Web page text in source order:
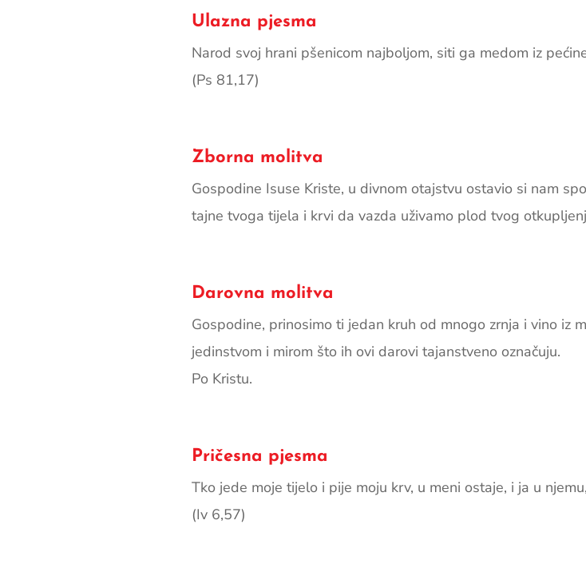
Ulazna pjesma
Narod svoj hrani pšenicom najboljom, siti ga medom iz
(Ps 81,17)
Zborna molitva
Gospodine Isuse Kriste, u divnom otajstvu ostavio si nam
tajne tvoga tijela i krvi da vazda uživamo plod tvog
Darovna molitva
Gospodine, prinosimo ti jedan kruh od mnogo zrnja i vino iz
jedinstvom i mirom što ih ovi darovi tajanstveno označuju.
Po Kristu.
Pričesna pjesma
Tko jede moje tijelo i pije moju krv, u meni ostaje, i ja u
(Iv 6,57)